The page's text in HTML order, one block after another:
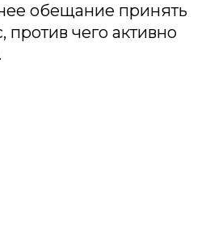
обещание принять
против чего активно